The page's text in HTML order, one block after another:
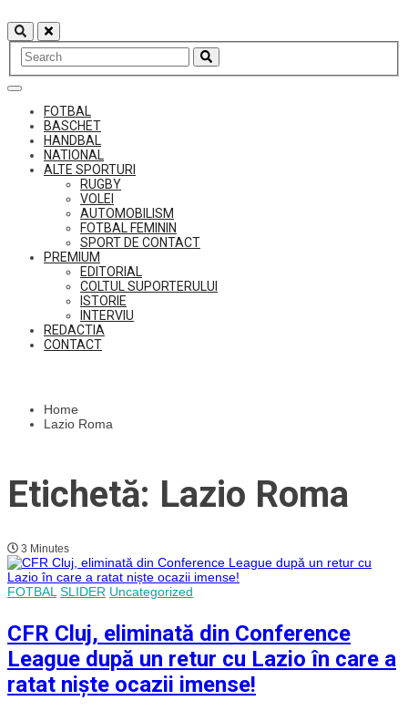
to
content
FOTBAL
BASCHET
HANDBAL
NATIONAL
ALTE SPORTURI
RUGBY
VOLEI
AUTOMOBILISM
FOTBAL FEMININ
SPORT DE CONTACT
PREMIUM
EDITORIAL
COLTUL SUPORTERULUI
ISTORIE
INTERVIU
REDACTIA
CONTACT
Home
Lazio Roma
Etichetă: Lazio Roma
3 Minutes
FOTBAL SLIDER Uncategorized
CFR Cluj, eliminată din Conference
League după un retur cu Lazio în care a
ratat niște ocazii imense!